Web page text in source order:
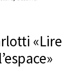
«Lire